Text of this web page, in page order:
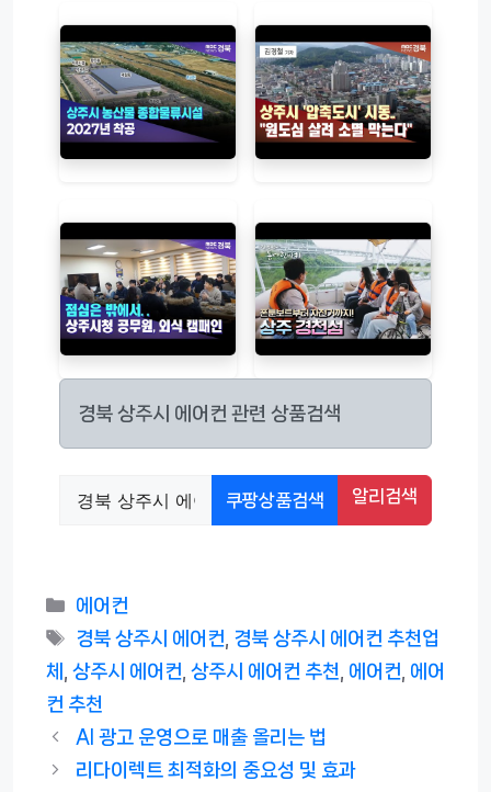
경북 상주시 에어컨 관련 상품검색
쿠팡상품검색 알리검색
카
테
리
에어컨
태
그
경북 상주시 에어컨 경북 상주시 에어컨 추천업
체
상주시 에어컨 상주시 에어컨 추천 에어컨 에어
컨 추천
AI 광고 운영으로 매출 올리는 법
리다이렉트 최적화의 중요성 및 효과